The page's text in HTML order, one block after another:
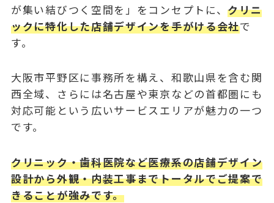
が集い結びつく空間を 」をコンセプトに、クリニ
ックに特化した店舗デザインを手がける会社で
す。
大阪市平野区に事務所を構え、和歌山県を含む関
西全域、さらには名古屋や東京などの首都圏にも
対応可能という広いサービスエリアが魅力の一つ
です。
クリニック・歯科医院など医療系の店舗デザイン
設計から外観・内装工事までトータルでご提案で
きることが強みです。